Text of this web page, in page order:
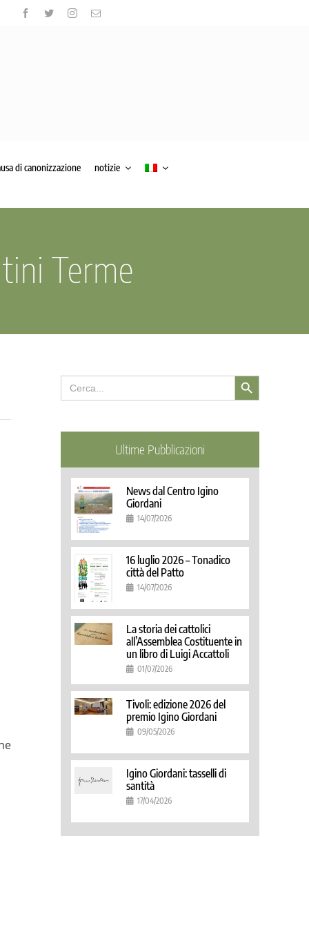
di canonizzazione notizie
Terme
Search
for:
Search Button
Ultime Pubblicazioni
News dal Centro Igino
Giordani
14/07/2026
16 luglio 2026 – Tonadico
città del Patto
14/07/2026
La storia dei cattolici
all’Assemblea Costituente in
un libro di Luigi Accattoli
01/07/2026
Tivoli: edizione 2026 del
premio Igino Giordani
09/05/2026
Igino Giordani: tasselli di
santità
17/04/2026